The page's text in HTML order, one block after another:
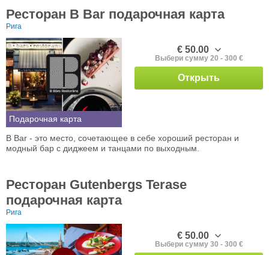
Ресторан B Bar подарочная карта
Рига
Подарочная карта
€ 50.00
Выбери сумму 20 - 300 €
Открыть
B Bar - это место, сочетающее в себе хороший ресторан и
модный бар с диджеем и танцами по выходным.
Ресторан Gutenbergs Terase
подарочная карта
Рига
€ 50.00
Выбери сумму 30 - 300 €